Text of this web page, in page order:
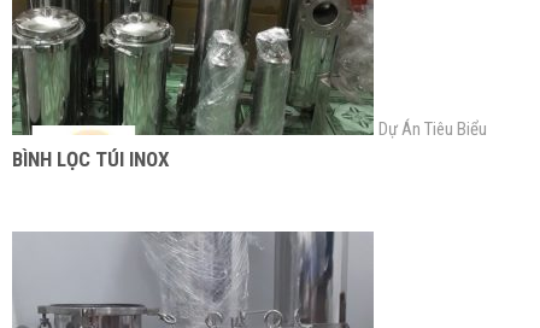
Dự Án Tiêu Biểu
BÌNH LỌC TÚI INOX